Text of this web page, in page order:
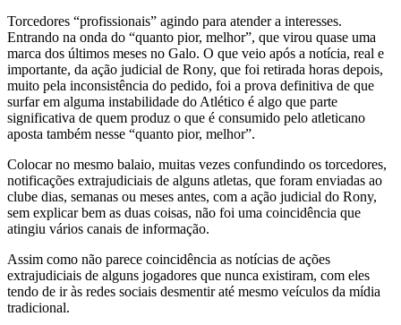
Torcedores “profissionais” agindo para atender a interesses.
Entrando na onda do “quanto pior, melhor”, que virou quase uma
marca dos últimos meses no Galo. O que veio após a notícia, real e
importante, da ação judicial de Rony, que foi retirada horas depois,
muito pela inconsistência do pedido, foi a prova definitiva de que
surfar em alguma instabilidade do Atlético é algo que parte
significativa de quem produz o que é consumido pelo atleticano
aposta também nesse “quanto pior, melhor”.
Colocar no mesmo balaio, muitas vezes confundindo os torcedores,
notificações extrajudiciais de alguns atletas, que foram enviadas ao
clube dias, semanas ou meses antes, com a ação judicial do Rony,
sem explicar bem as duas coisas, não foi uma coincidência que
atingiu vários canais de informação.
Assim como não parece coincidência as notícias de ações
extrajudiciais de alguns jogadores que nunca existiram, com eles
tendo de ir às redes sociais desmentir até mesmo veículos da mídia
tradicional.